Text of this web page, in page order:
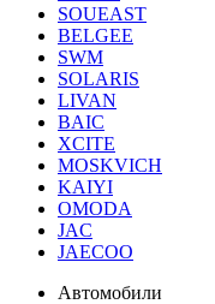
SOUEAST
BELGEE
SWM
SOLARIS
LIVAN
BAIC
XCITE
MOSKVICH
KAIYI
OMODA
JAC
JAECOO
Автомобили